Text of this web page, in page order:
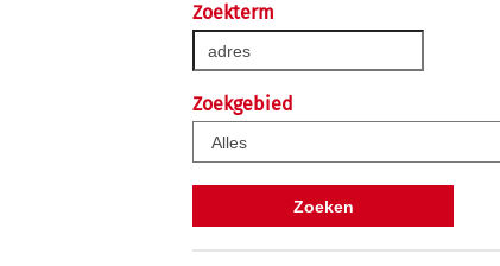
Zoekterm
Zoekgebied